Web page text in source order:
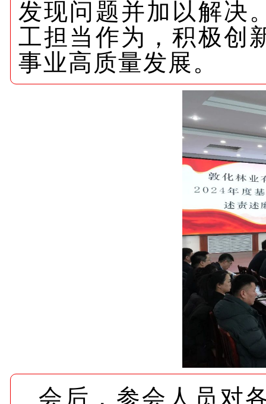
发现问题并加以解决
工担当作为，积极创
事业高质量发展。
会后，参会人员对